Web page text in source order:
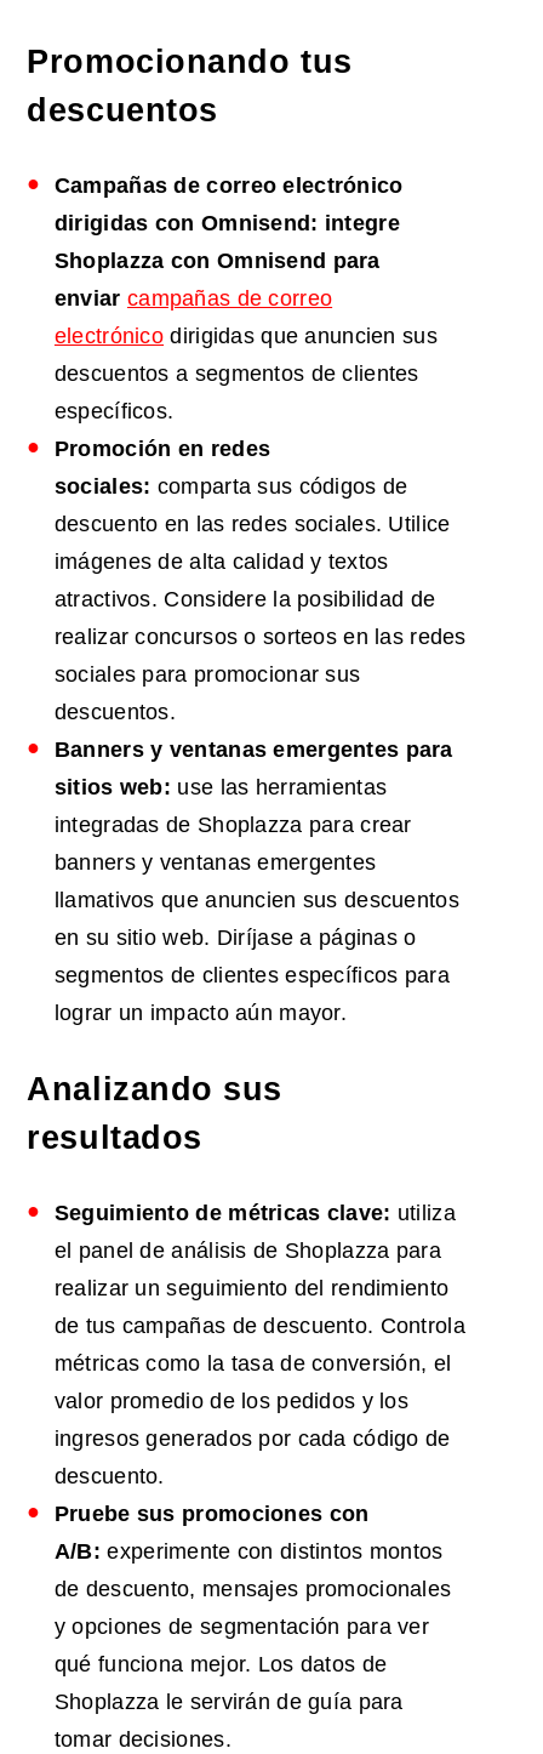
Promocionando tus
descuentos
Campañas de correo electrónico
dirigidas con Omnisend: integre
Shoplazza con Omnisend para
enviar campañas de correo
electrónico dirigidas que anuncien sus
descuentos a segmentos de clientes
específicos.
Promoción en redes
sociales: comparta sus códigos de
descuento en las redes sociales. Utilice
imágenes de alta calidad y textos
atractivos. Considere la posibilidad de
realizar concursos o sorteos en las redes
sociales para promocionar sus
descuentos.
Banners y ventanas emergentes para
sitios web: use las herramientas
integradas de Shoplazza para crear
banners y ventanas emergentes
llamativos que anuncien sus descuentos
en su sitio web. Diríjase a páginas o
segmentos de clientes específicos para
lograr un impacto aún mayor.
Analizando sus
resultados
Seguimiento de métricas clave: utiliza
el panel de análisis de Shoplazza para
realizar un seguimiento del rendimiento
de tus campañas de descuento. Controla
métricas como la tasa de conversión, el
valor promedio de los pedidos y los
ingresos generados por cada código de
descuento.
Pruebe sus promociones con
A/B: experimente con distintos montos
de descuento, mensajes promocionales
y opciones de segmentación para ver
qué funciona mejor. Los datos de
Shoplazza le servirán de guía para
tomar decisiones.